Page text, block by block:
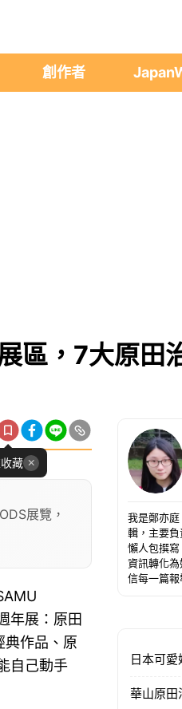
創作者
區，7大原田
藏
展覽，
年展：原田
典作品、原
自己動手
我是鄭亦
輯，主要
懶人包撰
資訊轉化
信每一篇報